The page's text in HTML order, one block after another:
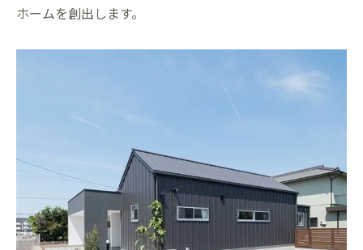
ホームを創出します。